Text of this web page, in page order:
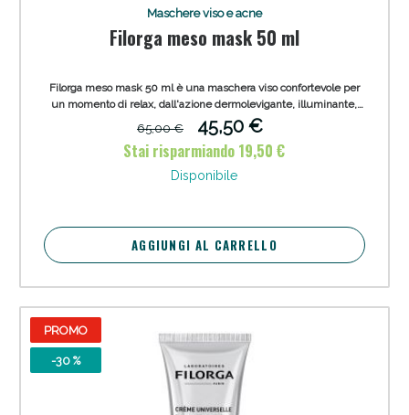
Maschere viso e acne
Filorga meso mask 50 ml
Filorga meso mask 50 ml è una maschera viso confortevole per
un momento di relax, dall'azione dermolevigante, illuminante,
sublimante intensiva per illuminare e schiarire l'incarnato,
levigare le rughe e ridurre i segni della fatica cutanea.
65,00 €
45,50 €
Stai risparmiando 19,50 €
Disponibile
AGGIUNGI AL CARRELLO
PROMO
-30 %